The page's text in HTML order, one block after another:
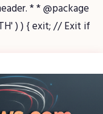
* * @package
) ) { exit; // Exit if